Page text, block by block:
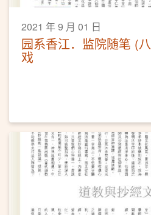
2021 年 9 月 01 日
园系香江．监院随笔 (
戏